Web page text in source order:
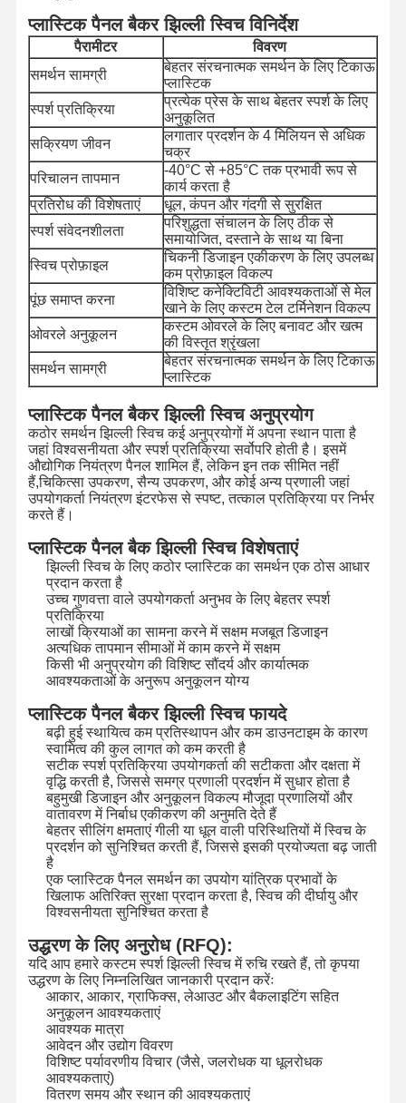
घर उत्पाद वीडियो हमारे बारे में
कारखाने का दौरा गुणवत्ता नियंत्रण
उद्धरण मांगें
कस्टम झिल्ली स्विच
प्लास्टिक पैनल बैकर झिल्ली स्विच विनिर्देश
पैरामीटर
विवरण
समर्थन सामग्री
बेहतर संरचनात्मक समर्थन के लिए टिकाऊ
प्लास्टिक
स्पर्श प्रतिक्रिया
प्रत्येक प्रेस के साथ बेहतर स्पर्श के लिए
अनुकूलित
सक्रियण जीवन
लगातार प्रदर्शन के 4 मिलियन से अधिक
चक्र
परिचालन तापमान
-40°C से +85°C तक प्रभावी रूप से
कार्य करता है
प्रतिरोध की विशेषताएं
धूल, कंपन और गंदगी से सुरक्षित
स्पर्श संवेदनशीलता
परिशुद्धता संचालन के लिए ठीक से
समायोजित, दस्ताने के साथ या बिना
स्विच प्रोफ़ाइल
चिकनी डिजाइन एकीकरण के लिए उपलब्ध
कम प्रोफ़ाइल विकल्प
पूंछ समाप्त करना
विशिष्ट कनेक्टिविटी आवश्यकताओं से मेल
खाने के लिए कस्टम टेल टर्मिनेशन विकल्प
ओवरले अनुकूलन
कस्टम ओवरले के लिए बनावट और खत्म
की विस्तृत श्रृंखला
समर्थन सामग्री
बेहतर संरचनात्मक समर्थन के लिए टिकाऊ
प्लास्टिक
प्लास्टिक पैनल बैकर झिल्ली स्विच अनुप्रयोग
कठोर समर्थन झिल्ली स्विच कई अनुप्रयोगों में अपना स्थान पाता है
जहां विश्वसनीयता और स्पर्श प्रतिक्रिया सर्वोपरि होती है। इसमें
औद्योगिक नियंत्रण पैनल शामिल हैं, लेकिन इन तक सीमित नहीं
हैं,चिकित्सा उपकरण, सैन्य उपकरण, और कोई अन्य प्रणाली जहां
उपयोगकर्ता नियंत्रण इंटरफेस से स्पष्ट, तत्काल प्रतिक्रिया पर निर्भर
करते हैं।
प्लास्टिक पैनल बैक झिल्ली स्विच विशेषताएं
झिल्ली स्विच के लिए कठोर प्लास्टिक का समर्थन एक ठोस आधार
प्रदान करता है
उच्च गुणवत्ता वाले उपयोगकर्ता अनुभव के लिए बेहतर स्पर्श
प्रतिक्रिया
लाखों क्रियाओं का सामना करने में सक्षम मजबूत डिजाइन
अत्यधिक तापमान सीमाओं में काम करने में सक्षम
किसी भी अनुप्रयोग की विशिष्ट सौंदर्य और कार्यात्मक
आवश्यकताओं के अनुरूप अनुकूलन योग्य
प्लास्टिक पैनल बैकर झिल्ली स्विच फायदे
बढ़ी हुई स्थायित्व कम प्रतिस्थापन और कम डाउनटाइम के कारण
स्वामित्व की कुल लागत को कम करती है
सटीक स्पर्श प्रतिक्रिया उपयोगकर्ता की सटीकता और दक्षता में
वृद्धि करती है, जिससे समग्र प्रणाली प्रदर्शन में सुधार होता है
बहुमुखी डिजाइन और अनुकूलन विकल्प मौजूदा प्रणालियों और
वातावरण में निर्बाध एकीकरण की अनुमति देते हैं
बेहतर सीलिंग क्षमताएं गीली या धूल वाली परिस्थितियों में स्विच के
प्रदर्शन को सुनिश्चित करती हैं, जिससे इसकी प्रयोज्यता बढ़ जाती
है
एक प्लास्टिक पैनल समर्थन का उपयोग यांत्रिक प्रभावों के
खिलाफ अतिरिक्त सुरक्षा प्रदान करता है, स्विच की दीर्घायु और
विश्वसनीयता सुनिश्चित करता है
उद्धरण के लिए अनुरोध (RFQ):
यदि आप हमारे कस्टम स्पर्श झिल्ली स्विच में रुचि रखते हैं, तो कृपया
उद्धरण के लिए निम्नलिखित जानकारी प्रदान करेंः
आकार, आकार, ग्राफिक्स, लेआउट और बैकलाइटिंग सहित
अनुकूलन आवश्यकताएं
आवश्यक मात्रा
आवेदन और उद्योग विवरण
विशिष्ट पर्यावरणीय विचार (जैसे, जलरोधक या धूलरोधक
आवश्यकताएं)
वितरण समय और स्थान की आवश्यकताएं